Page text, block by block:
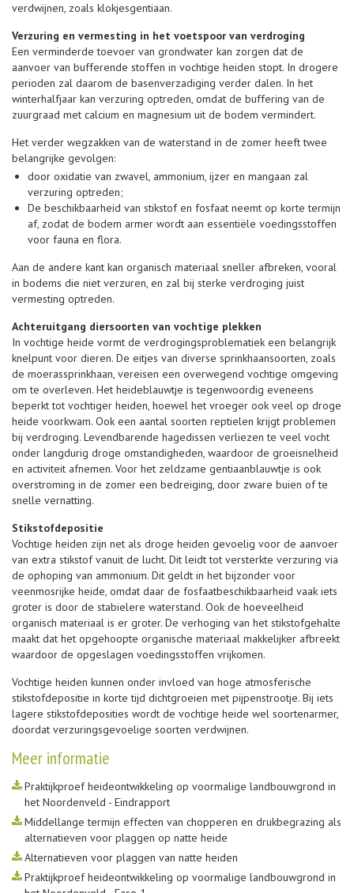
verdwijnen, zoals klokjesgentiaan.
Verzuring en vermesting in het voetspoor van verdroging
Een verminderde toevoer van grondwater kan zorgen dat de
aanvoer van bufferende stoffen in vochtige heiden stopt. In drogere
perioden zal daarom de basenverzadiging verder dalen. In het
winterhalfjaar kan verzuring optreden, omdat de buffering van de
zuurgraad met calcium en magnesium uit de bodem vermindert.
Het verder wegzakken van de waterstand in de zomer heeft twee
belangrijke gevolgen:
door oxidatie van zwavel, ammonium, ijzer en mangaan zal
verzuring optreden;
De beschikbaarheid van stikstof en fosfaat neemt op korte termijn
af, zodat de bodem armer wordt aan essentiële voedingsstoffen
voor fauna en flora.
Aan de andere kant kan organisch materiaal sneller afbreken, vooral
in bodems die niet verzuren, en zal bij sterke verdroging juist
vermesting optreden.
Achteruitgang diersoorten van vochtige plekken
In vochtige heide vormt de verdrogingsproblematiek een belangrijk
knelpunt voor dieren. De eitjes van diverse sprinkhaansoorten, zoals
de moerassprinkhaan, vereisen een overwegend vochtige omgeving
om te overleven. Het heideblauwtje is tegenwoordig eveneens
beperkt tot vochtiger heiden, hoewel het vroeger ook veel op droge
heide voorkwam. Ook een aantal soorten reptielen krijgt problemen
bij verdroging. Levendbarende hagedissen verliezen te veel vocht
onder langdurig droge omstandigheden, waardoor de groeisnelheid
en activiteit afnemen. Voor het zeldzame gentiaanblauwtje is ook
overstroming in de zomer een bedreiging, door zware buien of te
snelle vernatting.
Stikstofdepositie
Vochtige heiden zijn net als droge heiden gevoelig voor de aanvoer
van extra stikstof vanuit de lucht. Dit leidt tot versterkte verzuring via
de ophoping van ammonium. Dit geldt in het bijzonder voor
veenmosrijke heide, omdat daar de fosfaatbeschikbaarheid vaak iets
groter is door de stabielere waterstand. Ook de hoeveelheid
organisch materiaal is er groter. De verhoging van het stikstofgehalte
maakt dat het opgehoopte organische materiaal makkelijker afbreekt
waardoor de opgeslagen voedingsstoffen vrijkomen.
Vochtige heiden kunnen onder invloed van hoge atmosferische
stikstofdepositie in korte tijd dichtgroeien met pijpenstrootje. Bij iets
lagere stikstofdeposities wordt de vochtige heide wel soortenarmer,
doordat verzuringsgevoelige soorten verdwijnen.
Meer informatie
Praktijkproef heideontwikkeling op voormalige landbouwgrond in
het Noordenveld - Eindrapport
Middellange termijn effecten van chopperen en drukbegrazing als
alternatieven voor plaggen op natte heide
Alternatieven voor plaggen van natte heiden
Praktijkproef heideontwikkeling op voormalige landbouwgrond in